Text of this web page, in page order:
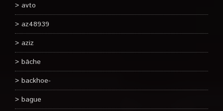
avto
az48939
aziz
bâche
backhoe-
bague